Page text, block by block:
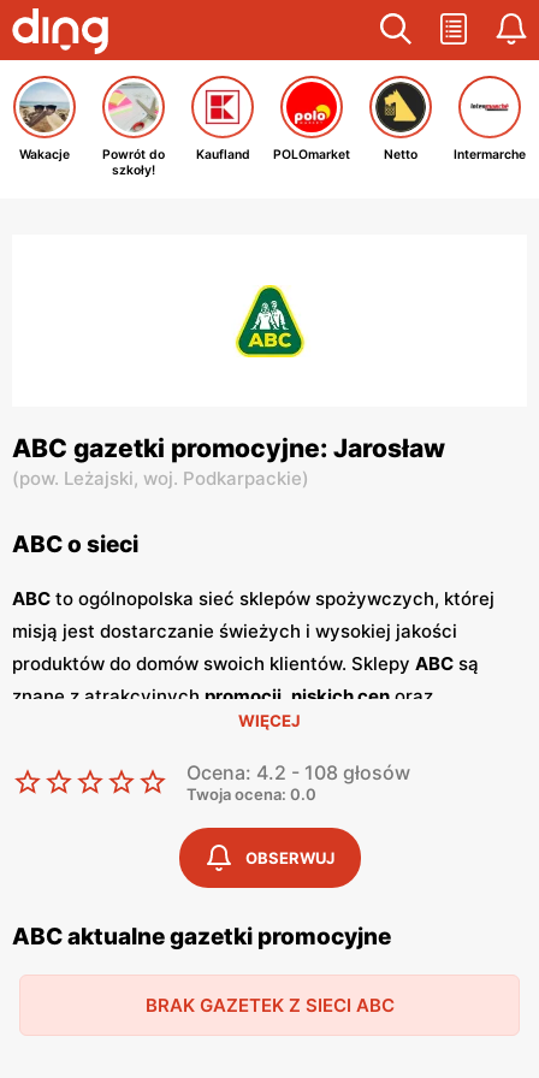
Wakacje
Powrót do
szkoły!
Kaufland POLOmarket Netto Intermarche
ABC gazetki promocyjne: Jarosław
(pow. Leżajski, woj. Podkarpackie)
ABC o sieci
ABC to ogólnopolska sieć sklepów spożywczych, której
misją jest dostarczanie świeżych i wysokiej jakości
produktów do domów swoich klientów. Sklepy ABC są
znane z atrakcyjnych promocji niskich cen oraz
szerokiego asortymentu, który zaspokaja potrzeby całej
rodziny. Dzięki przyjaznej obsłudze i lokalnym sklepom,
ABC stało się ulubionym miejscem zakupów dla wielu
regularnie publikuje
, w których prezentowane są najlepsze oferty
oraz nowości produktowe.Gazetkite ukazują się kilka razy
w miesiącu, umożliwiając klientom śledzenie najnowszych
okazji i planowanie zakupów z wyprzedzeniem. Dostępne
wersji online na stronie internetowej sieci. Jednym z
WIĘCEJ
Ocena: 4.2 - 108 głosów
Twoja ocena: 0.0
OBSERWUJ
ABC aktualne gazetki promocyjne
BRAK GAZETEK Z SIECI ABC